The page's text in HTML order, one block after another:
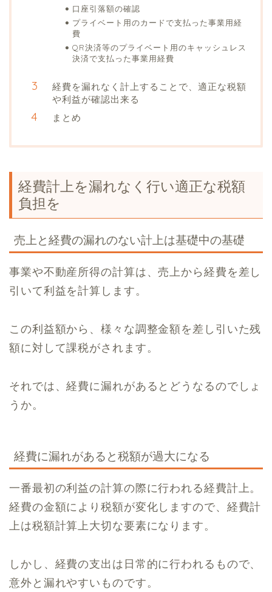
口座引落額の確認
プライベート用のカードで支払った事業用経
費
QR決済等のプライベート用のキャッシュレス
決済で支払った事業用経費
経費を漏れなく計上することで、適正な税額
や利益が確認出来る
まとめ
経費計上を漏れなく行い適正な税額
負担を
売上と経費の漏れのない計上は基礎中の基礎
事業や不動産所得の計算は、売上から経費を差し
引いて利益を計算します。
この利益額から、様々な調整金額を差し引いた残
額に対して課税がされます。
それでは、経費に漏れがあるとどうなるのでしょ
うか。
経費に漏れがあると税額が過大になる
一番最初の利益の計算の際に行われる経費計上。
経費の金額により税額が変化しますので、経費計
上は税額計算上大切な要素になります。
しかし、経費の支出は日常的に行われるもので、
意外と漏れやすいものです。